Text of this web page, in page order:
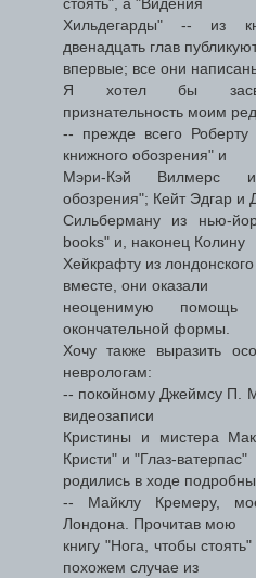
Хильдегарды" -- из
двенадцать глав
впервые; все они
Я хотел бы
признательность моим
-- прежде всего Роберту
книжного обозрения" и
Мэри-Кэй Вилмерс
обозрения"; Кейт Эдгар и
Сильберману из нью-
books" и, наконец Колину
Хейкрафту из
вместе, они оказали
неоценимую
окончательной формы.
Хочу также выразить
неврологам:
-- покойному Джеймсу П.
видеозаписи
Кристины и мистера
Кристи" и "Глаз-ватерпас"
родились в ходе
-- Майклу Кремеру,
Лондона. Прочитав мою
книгу "Нога, чтобы
похожем случае из